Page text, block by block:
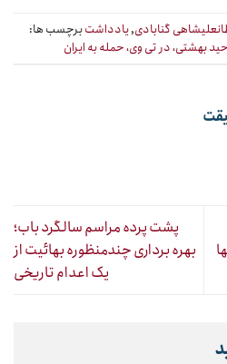
گنابادی,یادداشتبرچسب ها:
بهشتی، در تی وی، حمله به ایران
پشت پرده مراسم سالگرد باب؛
بهره ‌برداری چندمنظوره بهائیت از
یک اعدام تاریخی